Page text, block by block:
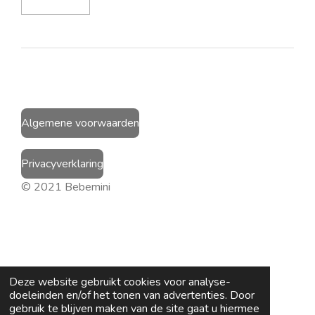
Deze website gebruikt cookies voor analyse-
doeleinden en/of het tonen van advertenties. Door
gebruik te blijven maken van de site gaat u hiermee
Algemene voorwaarden
Privacyverklaring
© 2021 Bebemini